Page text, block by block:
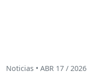
Noticias • ABR 17 / 2026